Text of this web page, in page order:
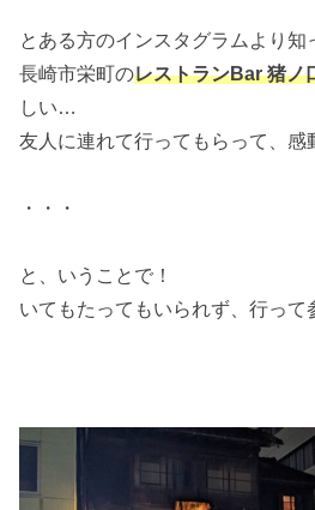
とある方のインスタグラムより
長崎市栄町のレストランBar 猪ノ
しい…
友人に連れて行ってもらって、
・・・
と、いうことで！
いてもたってもいられず、行って